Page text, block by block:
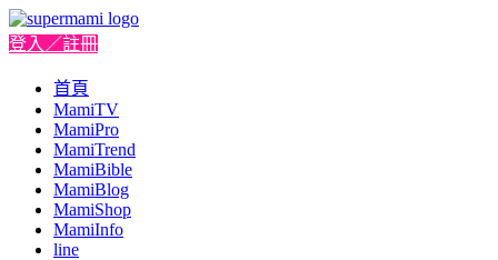
登入／註冊
首頁
MamiTV
MamiPro
MamiTrend
MamiBible
MamiBlog
MamiShop
MamiInfo
line